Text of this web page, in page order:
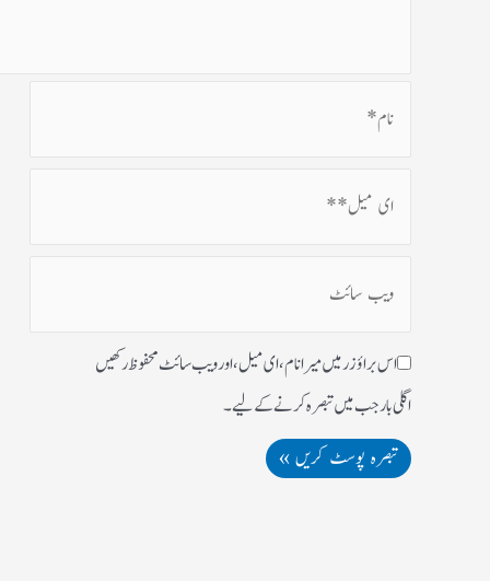
اس براؤزر میں میرا نام، ای میل، اور ویب سائٹ محفوظ رکھیں
اگلی بار جب میں تبصرہ کرنے کےلیے۔